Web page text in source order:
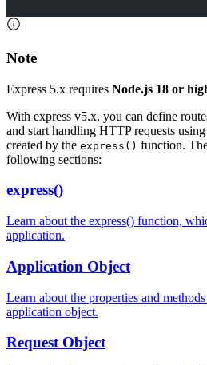
Note
Express 5.x requires Node.js 18 or
With express v5.x, you can define
and start handling HTTP requests
created by the express() function.
following sections:
express()
Learn about the express() function,
application.
Application Object
Learn about the properties and
application object.
Request Object